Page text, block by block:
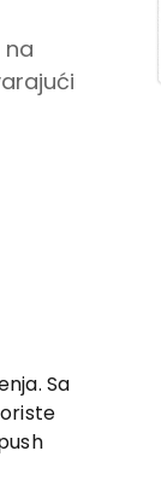
na
Sa